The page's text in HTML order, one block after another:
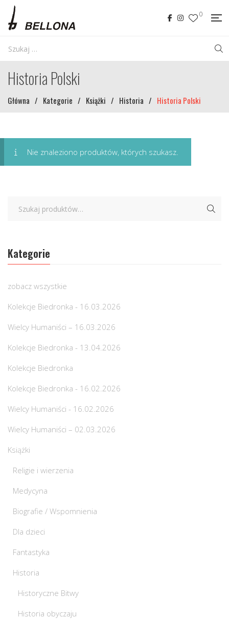
0
Historia Polski
Główna / Kategorie / Książki / Historia / Historia Polski
Nie znaleziono produktów, których szukasz.
Kategorie
zobacz wszystkie
Kolekcje Biedronka - 16.03.2026
Wielcy Humaniści – 16.03.2026
Kolekcje Biedronka - 13.04.2026
Kolekcje Biedronka
Kolekcje Biedronka - 16.02.2026
Wielcy Humaniści - 16.02.2026
Wielcy Humaniści – 02.03.2026
Książki
Religie i wierzenia
Medycyna
Biografie / Wspomnienia
Dla dzieci
Fantastyka
Historia
Historyczne Bitwy
Historia obyczaju